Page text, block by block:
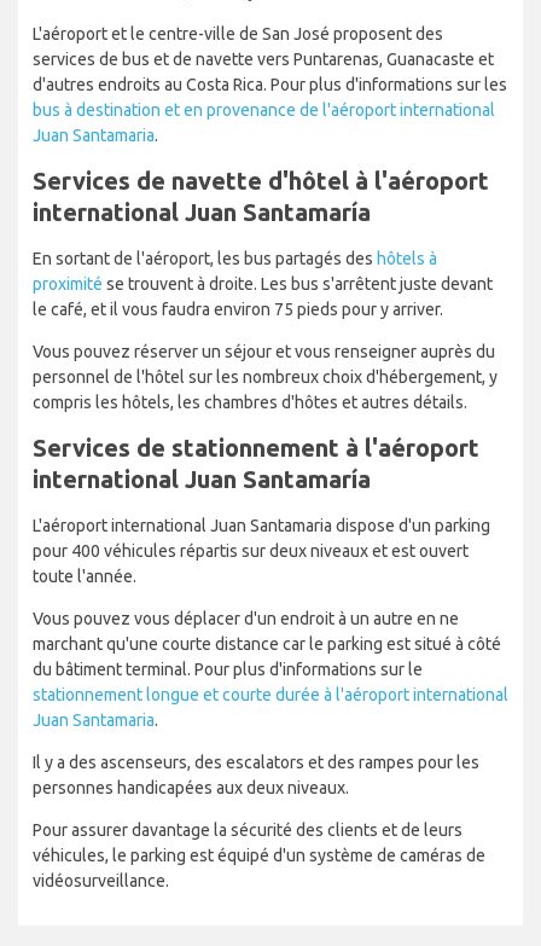
L'aéroport et le centre-ville de San José proposent des
services de bus et de navette vers Puntarenas, Guanacaste et
d'autres endroits au Costa Rica. Pour plus d'informations sur les
bus à destination et en provenance de l'aéroport international
Juan Santamaria.
Services de navette d'hôtel à l'aéroport
international Juan Santamaría
En sortant de l'aéroport, les bus partagés des hôtels à
proximité se trouvent à droite. Les bus s'arrêtent juste devant
le café, et il vous faudra environ 75 pieds pour y arriver.
Vous pouvez réserver un séjour et vous renseigner auprès du
personnel de l'hôtel sur les nombreux choix d'hébergement, y
compris les hôtels, les chambres d'hôtes et autres détails.
Services de stationnement à l'aéroport
international Juan Santamaría
L'aéroport international Juan Santamaria dispose d'un parking
pour 400 véhicules répartis sur deux niveaux et est ouvert
toute l'année.
Vous pouvez vous déplacer d'un endroit à un autre en ne
marchant qu'une courte distance car le parking est situé à côté
du bâtiment terminal. Pour plus d'informations sur le
stationnement longue et courte durée à l'aéroport international
Juan Santamaria.
Il y a des ascenseurs, des escalators et des rampes pour les
personnes handicapées aux deux niveaux.
Pour assurer davantage la sécurité des clients et de leurs
véhicules, le parking est équipé d'un système de caméras de
vidéosurveillance.